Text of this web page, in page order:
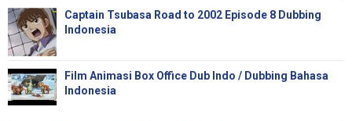
Captain Tsubasa Road to 2002 Episode 8 Dubbing
Indonesia
Film Animasi Box Office Dub Indo / Dubbing Bahasa
Indonesia